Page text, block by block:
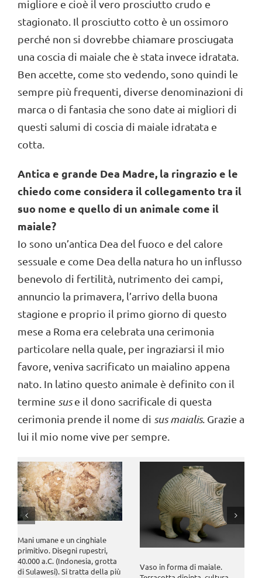
migliore e cioè il vero prosciutto crudo e
stagionato. Il prosciutto cotto è un ossimoro
perché non si dovrebbe chiamare prosciugata
una coscia di maiale che è stata invece idratata.
Ben accette, come sto vedendo, sono quindi le
sempre più frequenti, diverse denominazioni di
marca o di fantasia che sono date ai migliori di
questi salumi di coscia di maiale idratata e
cotta.
Antica e grande Dea Madre, la ringrazio e le
chiedo come considera il collegamento tra il
suo nome e quello di un animale come il
maiale?
Io sono un’antica Dea del fuoco e del calore
sessuale e come Dea della natura ho un influsso
benevolo di fertilità, nutrimento dei campi,
annuncio la primavera, l’arrivo della buona
stagione e proprio il primo giorno di questo
mese a Roma era celebrata una cerimonia
particolare nella quale, per ingraziarsi il mio
favore, veniva sacrificato un maialino appena
nato. In latino questo animale è definito con il
termine suse il dono sacrificale di questa
cerimonia prende il nome di sus maialis. Grazie a
lui il mio nome vive per sempre.
Mani umane e un cinghiale
primitivo. Disegni rupestri,
40.000 a.C. (Indonesia, grotta
di Sulawesi). Si tratta della più
Vaso in forma di maiale.